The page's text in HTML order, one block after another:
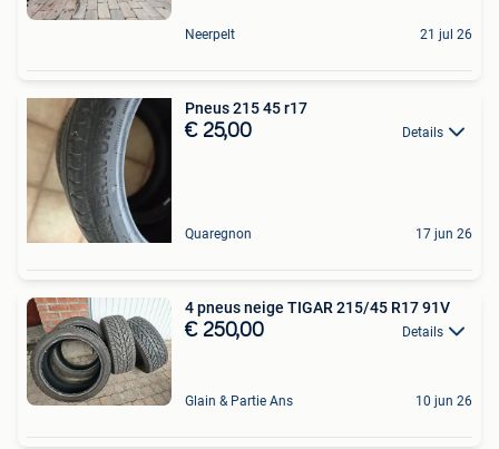
Neerpelt 21 jul 26
Pneus 215 45 r17
€ 25,00 Details
Quaregnon 17 jun 26
4 pneus neige TIGAR 215/45 R17 91V
€ 250,00 Details
Glain & Partie Ans 10 jun 26